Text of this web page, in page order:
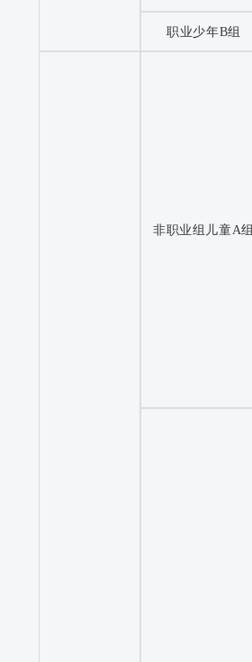
职业少年B组
非职业组儿童A组